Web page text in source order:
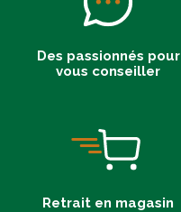
Des passionnés pour
vous conseiller
Retrait en magasin